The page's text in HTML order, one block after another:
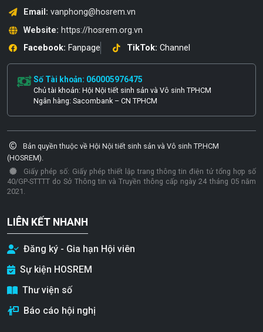
Email: vanphong@hosrem.vn
Website: https://hosrem.org.vn
Facebook: Fanpage TikTok: Channel
Số Tài khoản: 060005976475
Chủ tài khoản: Hội Nội tiết sinh sản và Vô sinh TPHCM
Ngân hàng: Sacombank – CN TPHCM
Bản quyền thuộc về Hội Nội tiết sinh sản và Vô sinh TP.HCM
(HOSREM).
Giấy phép số: Giấy phép thiết lập trang thông tin điện tử tổng hợp số
40/GP-STTTT do Sở Thông tin và Truyền thông cấp ngày 24 tháng 05 năm
2021.
LIÊN KẾT NHANH
Đăng ký - Gia hạn Hội viên
Sự kiện HOSREM
Thư viện số
Báo cáo hội nghị